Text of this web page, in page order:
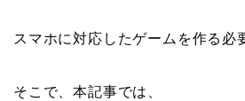
スマホに対応したゲームを作る必
そこで、本記事では、